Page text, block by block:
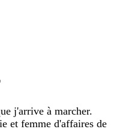
j'arrive à marcher.
et femme d'affaires de